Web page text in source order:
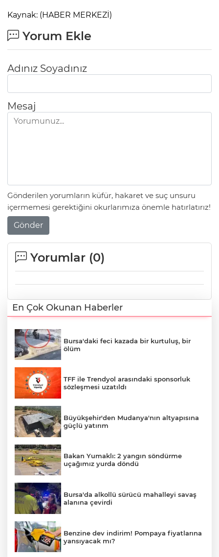
Kaynak: (HABER MERKEZİ)
Yorum Ekle
Adınız Soyadınız
Mesaj
Gönderilen yorumların küfür, hakaret ve suç unsuru
içermemesi gerektiğini okurlarımıza önemle hatırlatırız!
Gönder
Yorumlar (0)
En Çok Okunan Haberler
Bursa'daki feci kazada bir kurtuluş, bir
ölüm
TFF ile Trendyol arasındaki sponsorluk
sözleşmesi uzatıldı
Büyükşehir'den Mudanya'nın altyapısına
güçlü yatırım
Bakan Yumaklı: 2 yangın söndürme
uçağımız yurda döndü
Bursa'da alkollü sürücü mahalleyi savaş
alanına çevirdi
Benzine dev indirim! Pompaya fiyatlarına
yansıyacak mı?